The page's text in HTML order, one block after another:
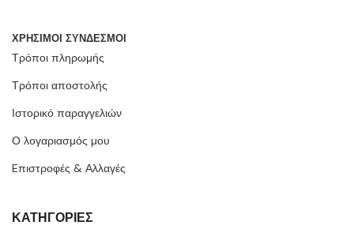
ΧΡΗΣΙΜΟΙ ΣΥΝΔΕΣΜΟΙ
Τρόποι πληρωμής
Τρόποι αποστολής
Ιστορικό παραγγελιών
Ο λογαριασμός μου
Eπιστροφές & Αλλαγές
ΚΑΤΗΓΟΡΙΕΣ